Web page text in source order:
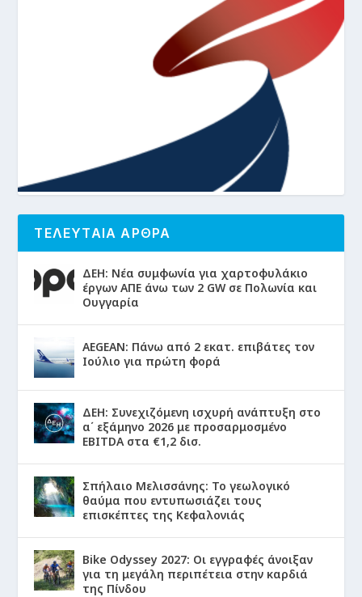
ΤΕΛΕΥΤΑΙΑ ΑΡΘΡΑ
ΔΕΗ: Νέα συμφωνία για χαρτοφυλάκιο
έργων ΑΠΕ άνω των 2 GW σε Πολωνία και
Ουγγαρία
AEGEAN: Πάνω από 2 εκατ. επιβάτες τον
Ιούλιο για πρώτη φορά
ΔΕΗ: Συνεχιζόμενη ισχυρή ανάπτυξη στο
α΄ εξάμηνο 2026 με προσαρμοσμένο
EBITDA στα €1,2 δισ.
Σπήλαιο Μελισσάνης: Το γεωλογικό
θαύμα που εντυπωσιάζει τους
επισκέπτες της Κεφαλονιάς
Bike Odyssey 2027: Οι εγγραφές άνοιξαν
για τη μεγάλη περιπέτεια στην καρδιά
της Πίνδου